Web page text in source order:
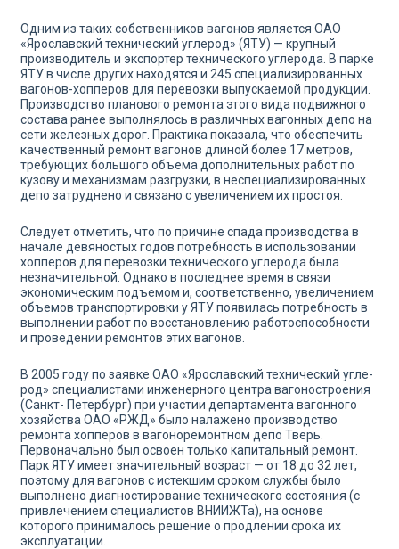
Одним из таких собственников вагонов является ОАО
«Ярос­лавский технический углерод» (ЯТУ) — крупный
производитель и экспортер технического углерода. В парке
ЯТУ в числе других находятся и 245 специализированных
вагонов-хопперов для пере­возки выпускаемой продукции.
Производство планового ремонта этого вида подвижного
состава ранее выполнялось в различных вагонных депо на
сети железных дорог. Практика показала, что обеспечить
качественный ремонт вагонов длиной более 17 мет­ров,
требующих большого объема дополнительных работ по
кузову и механизмам разгрузки, в неспециализированных
депо затруднено и связано с увеличением их простоя.
Следует отметить, что по причине спада производства в
нача­ле девяностых годов потребность в использовании
хопперов для перевозки технического углерода была
незначительной. Однако в последнее время в связи
экономическим подъемом и, соответс­твенно, увеличением
объемов транспортировки у ЯТУ появилась потребность в
выполнении работ по восстановлению работоспо­собности
и проведении ремонтов этих вагонов.
В 2005 году по заявке ОАО «Ярославский технический угле­
род» специалистами инженерного центра вагоностроения
(Санкт- Петербург) при участии департамента вагонного
хозяйства ОАО «РЖД» было налажено производство
ремонта хопперов в вагоноремонтном депо Тверь.
Первоначально был освоен только капитальный ремонт.
Парк ЯТУ имеет значительный возраст — от 18 до 32 лет,
поэтому для вагонов с истекшим сроком служ­бы было
выполнено диагностирование технического состояния (с
привлечением специалистов ВНИИЖТа), на основе
которого принималось решение о продлении срока их
эксплуатации.